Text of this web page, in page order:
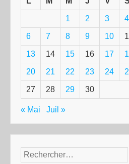
1 2 3 4
6 7 8 9 10
13 14 15 16 17
20 21 22 23 24
27 28 29 30
« Mai Juil »
Rechercher :